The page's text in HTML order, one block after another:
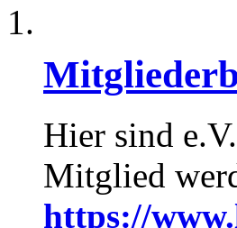
Hier sind
Mitglied
https://